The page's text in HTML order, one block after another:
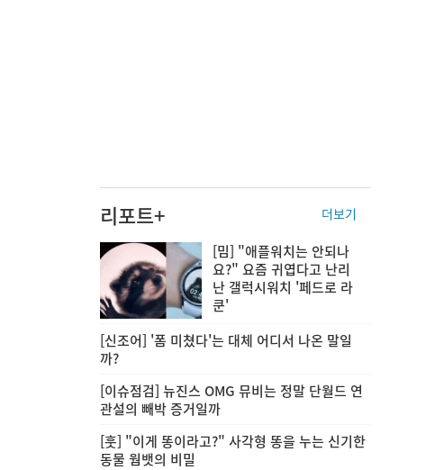
리포트+ 더보기
[밈] "애플워치는 안되나
요?" 요즘 귀엽다고 난리
난 갤럭시워치 '페드로 라
쿤'
[신조어] '폼 미쳤다'는 대체 어디서 나온 말일
까?
[이슈점검] 뉴진스 OMG 뮤비는 정말 단월드 연
관설의 빼박 증거일까
[훗] "이게 똥이라고?" 사각형 똥을 누는 신기한
동물 웜뱃의 비밀